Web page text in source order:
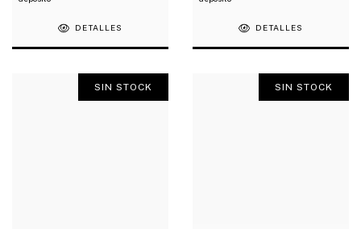
DETALLES DETALLES
SIN STOCK SIN STOCK